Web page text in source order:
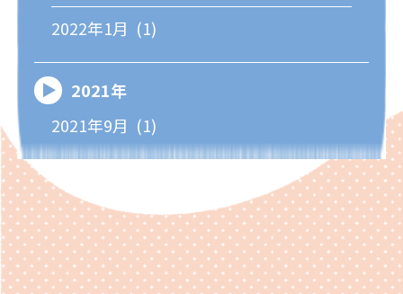
2022年1月 (1)
2021年
2021年9月 (1)